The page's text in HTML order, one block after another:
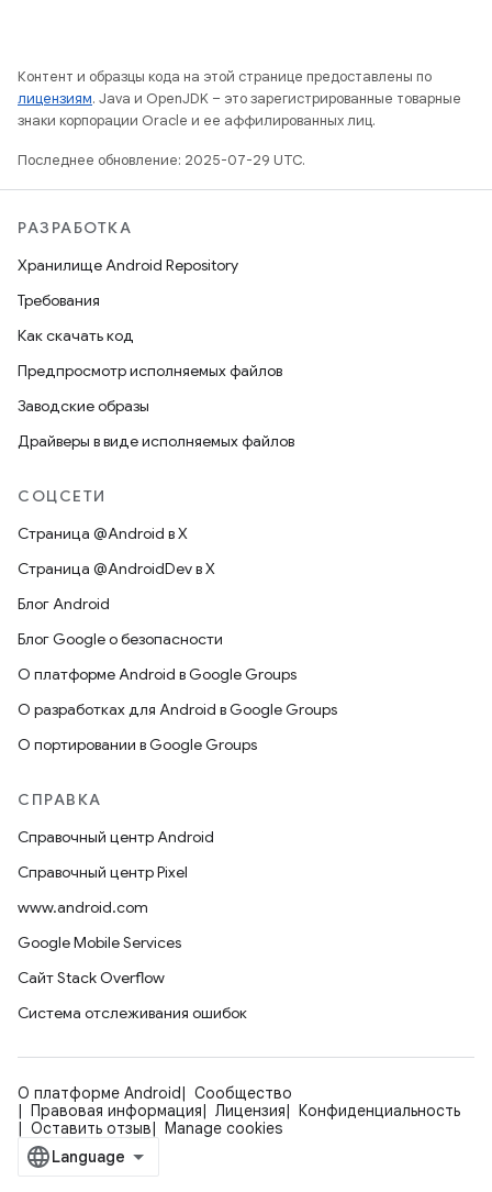
Контент и образцы кода на этой странице предоставлены по
лицензиям. Java и OpenJDK – это зарегистрированные товарные
знаки корпорации Oracle и ее аффилированных лиц.
Последнее обновление: 2025-07-29 UTC.
РАЗРАБОТКА
Хранилище Android Repository
Требования
Как скачать код
Предпросмотр исполняемых файлов
Заводские образы
Драйверы в виде исполняемых файлов
СОЦСЕТИ
Страница @Android в X
Страница @AndroidDev в X
Блог Android
Блог Google о безопасности
О платформе Android в Google Groups
О разработках для Android в Google Groups
О портировании в Google Groups
СПРАВКА
Справочный центр Android
Справочный центр Pixel
www.android.com
Google Mobile Services
Сайт Stack Overflow
Система отслеживания ошибок
О платформе Android
Сообщество
Правовая информация
Лицензия
Конфиденциальность
Оставить отзыв
Manage cookies